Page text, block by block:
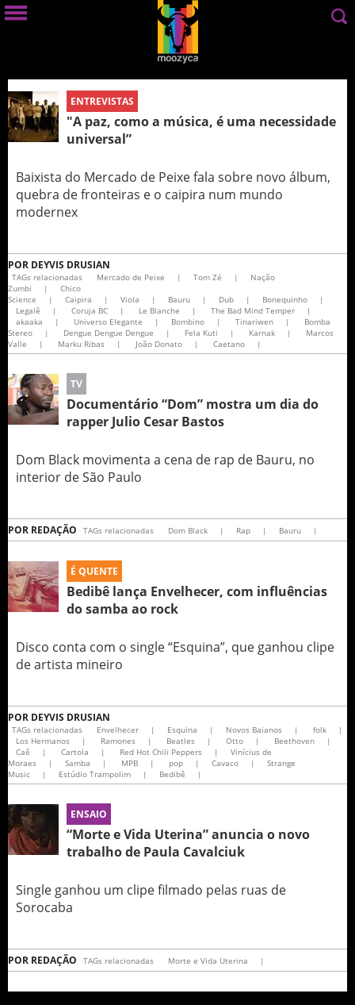
ENTREVISTAS
"A paz, como a música, é uma necessidade
universal”
Baixista do Mercado de Peixe fala sobre novo álbum,
quebra de fronteiras e o caipira num mundo
modernex
POR DEYVIS DRUSIAN
TAGs relacionadas Mercado de Peixe | Tom Zé |
Nação
Zumbi
|
Chico
Science
| Caipira | Viola | Bauru | Dub | Bonequinho
|
Legalê
| Coruja BC | Le Blanche | The Bad Mind Temper
|
akaaka
| Universo Elegante | Bombino | Tinariwen |
Bomba
Stereo
| Dengue Dengue Dengue | Fela Kuti | Karnak |
Marcos
Valle
| Marku Ribas | João Donato | Caetano |
TV
Documentário “Dom” mostra um dia do
rapper Julio Cesar Bastos
Dom Black movimenta a cena de rap de Bauru, no
interior de São Paulo
POR REDAÇÃO TAGs relacionadas Dom Black | Rap | Bauru |
É QUENTE
Bedibê lança Envelhecer, com influências
do samba ao rock
Disco conta com o single “Esquina”, que ganhou clipe
de artista mineiro
POR DEYVIS DRUSIAN
TAGs relacionadas Envelhecer | Esquina | Novos Baianos | folk
|
Los Hermanos
| Ramones | Beatles | Otto | Beethoven
|
Caê
| Cartola | Red Hot Chili Peppers |
Vinícius de
Moraes
| Samba | MPB | pop | Cavaco |
Strange
Music
| Estúdio Trampolim | Bedibê |
ENSAIO
“Morte e Vida Uterina” anuncia o novo
trabalho de Paula Cavalciuk
Single ganhou um clipe filmado pelas ruas de
Sorocaba
POR REDAÇÃO TAGs relacionadas Morte e Vida Uterina |